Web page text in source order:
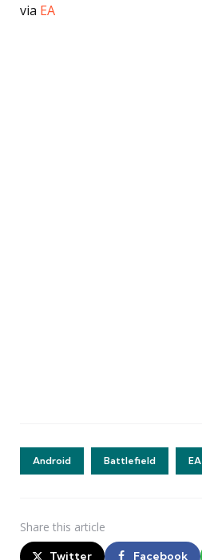
via EA
Android Battlefield EA
Share this article
Twitter Facebook